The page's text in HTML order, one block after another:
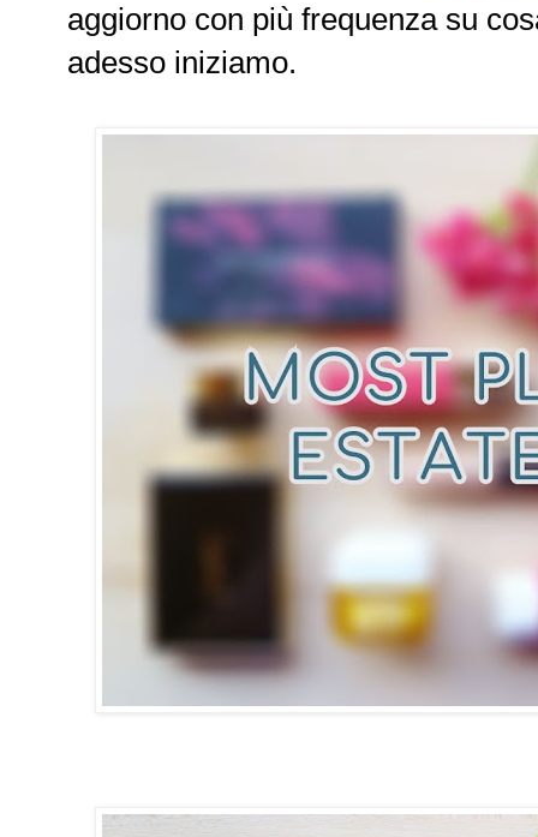
aggiorno con più frequenza su
adesso iniziamo.